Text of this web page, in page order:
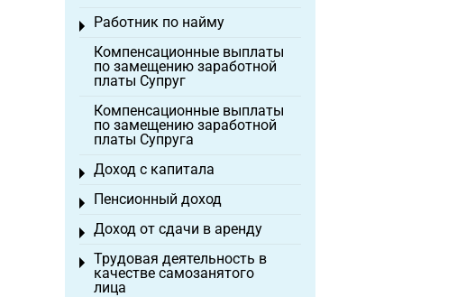
Работник по найму
Toggle menu
Компенсационные выплаты
по замещению заработной
платы Супруг
Компенсационные выплаты
по замещению заработной
платы Супруга
Доход с капитала
Toggle menu
Пенсионный доход
Toggle menu
Доход от сдачи в аренду
Toggle menu
Трудовая деятельность в
качестве самозанятого
лица
Toggle menu